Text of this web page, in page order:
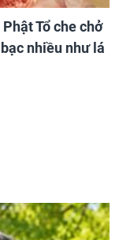
Tổ che chở
nhiều như lá